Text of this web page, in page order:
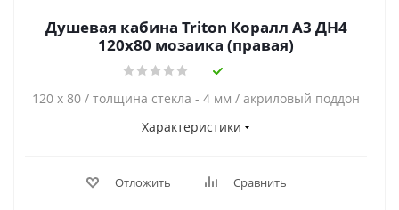
Душевая кабина Triton Коралл А3 ДН4
120x80 мозаика (правая)
120 х 80 / толщина стекла - 4 мм / акриловый поддон
Характеристики
Отложить Сравнить